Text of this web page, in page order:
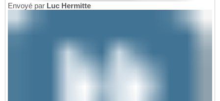
Envoyé par Luc Hermitte